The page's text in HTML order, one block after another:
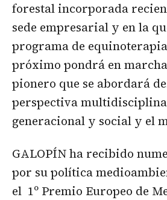
forestal incorporada
sede empresarial y en la
programa de
próximo pondrá en
pionero que se abordará
perspectiva
generacional y social y el
GALOPÍN ha recibido
por su política
el 1º Premio Europeo de